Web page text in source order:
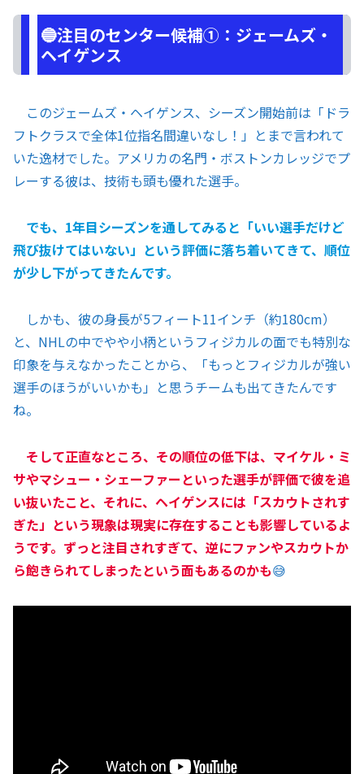
🔵注目のセンター候補①：ジェームズ・
ヘイゲンス
このジェームズ・ヘイゲンス、シーズン開始前は「ドラ
フトクラスで全体1位指名間違いなし！」とまで言われて
いた逸材でした。アメリカの名門・ボストンカレッジでプ
レーする彼は、技術も頭も優れた選手。
でも、1年目シーズンを通してみると「いい選手だけど
飛び抜けてはいない」という評価に落ち着いてきて、順位
が少し下がってきたんです。
しかも、彼の身長が5フィート11インチ（約180cm）
と、NHLの中でやや小柄というフィジカルの面でも特別な
印象を与えなかったことから、「もっとフィジカルが強い
選手のほうがいいかも」と思うチームも出てきたんです
ね。
そして正直なところ、その順位の低下は、マイケル・ミ
サやマシュー・シェーファーといった選手が評価で彼を追
い抜いたこと、それに、ヘイゲンスには「スカウトされす
ぎた」という現象は現実に存在することも影響しているよ
うです。ずっと注目されすぎて、逆にファンやスカウトか
ら飽きられてしまったという面もあるのかも😅